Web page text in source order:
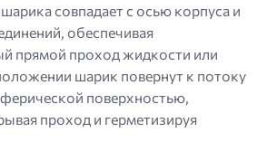
совпадает с осью корпуса и
обеспечивая
прямой проход жидкости или
шарик повернут к потоку
поверхностью,
проход и герметизируя